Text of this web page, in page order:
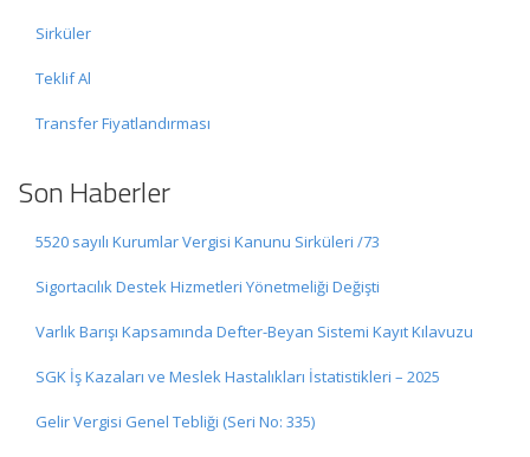
Sirküler
Teklif Al
Transfer Fiyatlandırması
Son Haberler
5520 sayılı Kurumlar Vergisi Kanunu Sirküleri /73
Sigortacılık Destek Hizmetleri Yönetmeliği Değişti
Varlık Barışı Kapsamında Defter-Beyan Sistemi Kayıt Kılavuzu
SGK İş Kazaları ve Meslek Hastalıkları İstatistikleri – 2025
Gelir Vergisi Genel Tebliği (Seri No: 335)